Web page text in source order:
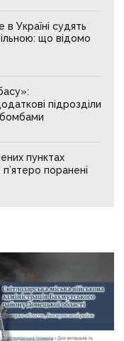
в Україні судять
що відомо
підрозділи
пунктах
поранені